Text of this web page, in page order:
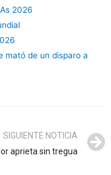
2026
mató de un disparo a
SIGUIENTE NOTICIA
aprieta sin tregua